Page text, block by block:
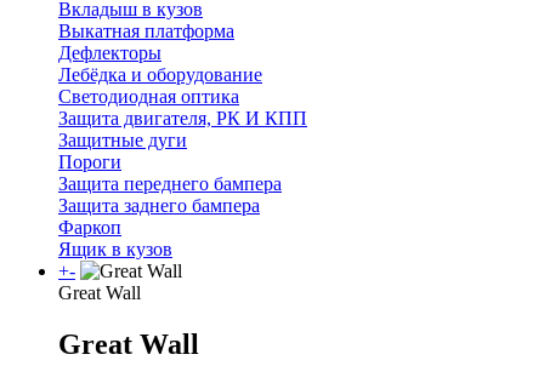
Вкладыш в кузов
Выкатная платформа
Дефлекторы
Лебёдка и оборудование
Светодиодная оптика
Защита двигателя, РК И КПП
Защитные дуги
Пороги
Защита переднего бампера
Защита заднего бампера
Фаркоп
Ящик в кузов
+-
Great Wall
Great Wall